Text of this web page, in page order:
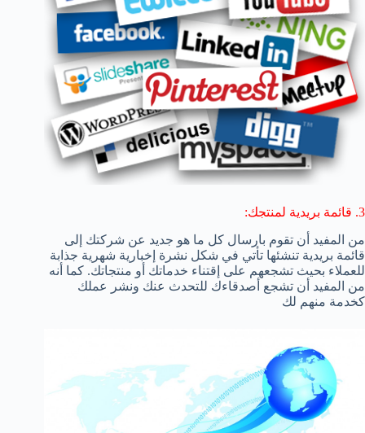
3. قائمة بريدية لمنتجك:
من المفيد أن تقوم بارسال كل ما هو جديد عن شركتك إلى
قائمة بريدية تنشئها تأتي في شكل نشرة إخبارية شهرية جذابة
للعملاء بحيث تشجعهم على إقتناء خدماتك أو منتجاتك. كما أنه
من المفيد أن تشجع أصدقاءك للتحدث عنك ونشر عملك
كخدمة منهم لك